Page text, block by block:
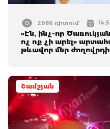
2986 դիտում
«Էն, ինչ-որ
ոչ ոք չի արել»
թևավոր մեր
Շամշյան